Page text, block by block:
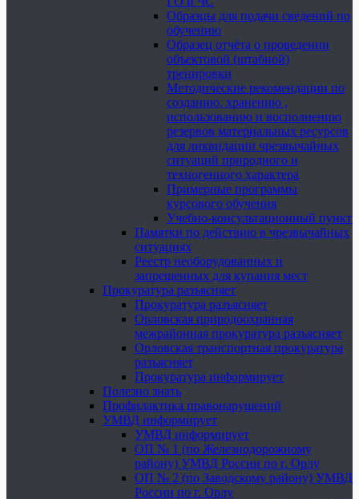
Образцы для подачи сведений по
обучению
Образец отчёта о проведении
объектовой (штабной)
тренировки
Методические рекомендации по
созданию, хранению ,
использованию и восполнению
резервов материальных ресурсов
для ликвидации чрезвычайных
ситуаций природного и
техногенного характера
Примерные программы
курсового обучения
Учебно-консультационный пункт
Памятки по действию в чрезвычайных
ситуациях
Реестр необорудованных и
запрещенных для купания мест
Прокуратура разъясняет
Прокуратура разъясняет
Орловская природоохранная
межрайонная прокуратура разъясняет
Орловская транспортная прокуратура
разъясняет
Прокуратура информирует
Полезно знать
Профилактика правонарушений
УМВД информирует
УМВД информирует
ОП № 1 (по Железнодорожному
району) УМВД России по г. Орлу
ОП № 2 (по Заводскому району) УМВД
России по г. Орлу